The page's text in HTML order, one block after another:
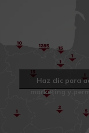
Haz clic para
marketing y